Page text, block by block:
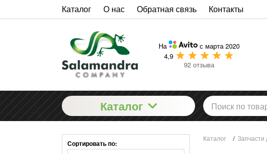
Каталог О нас Обратная связь Контакты
На
с марта 2020
4,9
92 отзыва
Каталог
Сортировать по:
Каталог / Запчасти